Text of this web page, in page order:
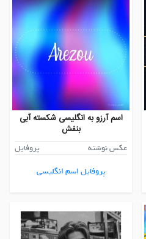
اسم آرزو به انگلیسی شکسته آبی
بنفش
عکس نوشته
پروفایل
پروفایل اسم انگلیسی